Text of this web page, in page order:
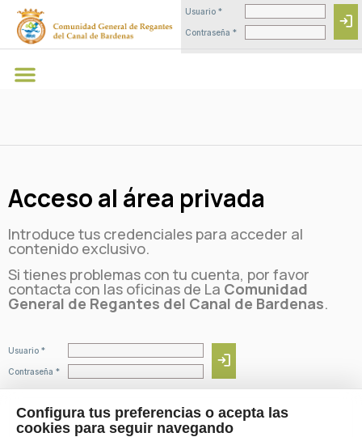
Configura tus preferencias o acepta las
cookies para seguir navegando
Usuario *
Contraseña *
login
Acceso al área privada
Introduce tus credenciales para acceder al
contenido exclusivo.
Si tienes problemas con tu cuenta, por favor
contacta con las oficinas de La Comunidad
General de Regantes del Canal de Bardenas.
Usuario *
Contraseña *
login